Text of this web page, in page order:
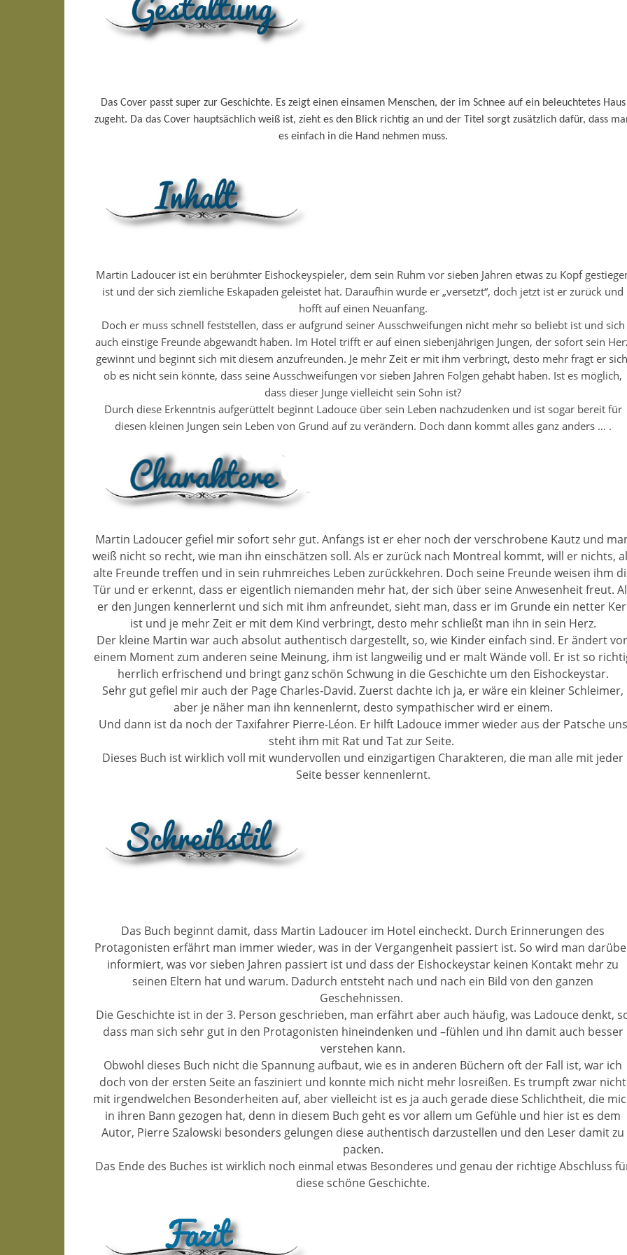
Das Cover passt super zur Geschichte. Es zeigt einen einsamen Menschen, der im Schnee auf ein beleuchtetes Haus
zugeht. Da das Cover hauptsächlich weiß ist, zieht es den Blick richtig an und der Titel sorgt zusätzlich dafür, dass
es einfach in die Hand nehmen muss.
Martin Ladoucer ist ein berühmter Eishockeyspieler, dem sein Ruhm vor sieben Jahren etwas zu Kopf
ist und der sich ziemliche Eskapaden geleistet hat. Daraufhin wurde er „versetzt“, doch jetzt ist er zurück und
hofft auf einen Neuanfang.
Doch er muss schnell feststellen, dass er aufgrund seiner Ausschweifungen nicht mehr so beliebt ist und sich
auch einstige Freunde abgewandt haben. Im Hotel trifft er auf einen siebenjährigen Jungen, der sofort sein
gewinnt und beginnt sich mit diesem anzufreunden. Je mehr Zeit er mit ihm verbringt, desto mehr fragt er
ob es nicht sein könnte, dass seine Ausschweifungen vor sieben Jahren Folgen gehabt haben. Ist es möglich,
dass dieser Junge vielleicht sein Sohn ist?
Durch diese Erkenntnis aufgerüttelt beginnt Ladouce über sein Leben nachzudenken und ist sogar bereit für
diesen kleinen Jungen sein Leben von Grund auf zu verändern. Doch dann kommt alles ganz anders … .
Martin Ladoucer gefiel mir sofort sehr gut. Anfangs ist er eher noch der verschrobene Kautz und
weiß nicht so recht, wie man ihn einschätzen soll. Als er zurück nach Montreal kommt, will er nichts,
alte Freunde treffen und in sein ruhmreiches Leben zurückkehren. Doch seine Freunde weisen ihm
Tür und er erkennt, dass er eigentlich niemanden mehr hat, der sich über seine Anwesenheit freut.
er den Jungen kennerlernt und sich mit ihm anfreundet, sieht man, dass er im Grunde ein netter
ist und je mehr Zeit er mit dem Kind verbringt, desto mehr schließt man ihn in sein Herz.
Der kleine Martin war auch absolut authentisch dargestellt, so, wie Kinder einfach sind. Er ändert
einem Moment zum anderen seine Meinung, ihm ist langweilig und er malt Wände voll. Er ist so
herrlich erfrischend und bringt ganz schön Schwung in die Geschichte um den Eishockeystar.
Sehr gut gefiel mir auch der Page Charles-David. Zuerst dachte ich ja, er wäre ein kleiner Schleimer,
aber je näher man ihn kennenlernt, desto sympathischer wird er einem.
Und dann ist da noch der Taxifahrer Pierre-Léon. Er hilft Ladouce immer wieder aus der Patsche uns
steht ihm mit Rat und Tat zur Seite.
Dieses Buch ist wirklich voll mit wundervollen und einzigartigen Charakteren, die man alle mit jeder
Seite besser kennenlernt.
Das Buch beginnt damit, dass Martin Ladoucer im Hotel eincheckt. Durch Erinnerungen des
Protagonisten erfährt man immer wieder, was in der Vergangenheit passiert ist. So wird man
informiert, was vor sieben Jahren passiert ist und dass der Eishockeystar keinen Kontakt mehr zu
seinen Eltern hat und warum. Dadurch entsteht nach und nach ein Bild von den ganzen
Geschehnissen.
Die Geschichte ist in der 3. Person geschrieben, man erfährt aber auch häufig, was Ladouce denkt,
dass man sich sehr gut in den Protagonisten hineindenken und –fühlen und ihn damit auch besser
verstehen kann.
Obwohl dieses Buch nicht die Spannung aufbaut, wie es in anderen Büchern oft der Fall ist, war ich
doch von der ersten Seite an fasziniert und konnte mich nicht mehr losreißen. Es trumpft zwar nicht
mit irgendwelchen Besonderheiten auf, aber vielleicht ist es ja auch gerade diese Schlichtheit, die
in ihren Bann gezogen hat, denn in diesem Buch geht es vor allem um Gefühle und hier ist es dem
Autor, Pierre Szalowski besonders gelungen diese authentisch darzustellen und den Leser damit zu
packen.
Das Ende des Buches ist wirklich noch einmal etwas Besonderes und genau der richtige Abschluss
diese schöne Geschichte.